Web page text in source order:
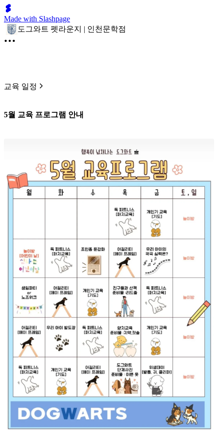
Made with Slashpage
도그와트 펫라운지 | 인천문학점
교육 일정
5월 교육 프로그램 안내